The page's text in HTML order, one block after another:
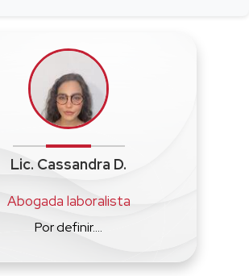
Lic. Cassandra D.
Abogada laboralista
Por definir....